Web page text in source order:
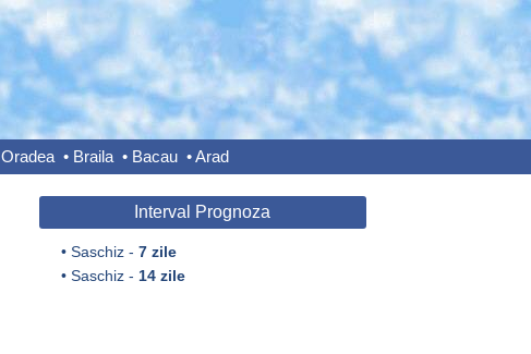
Oradea • Braila • Bacau •Arad
Interval Prognoza
• Saschiz - 7 zile
• Saschiz - 14 zile